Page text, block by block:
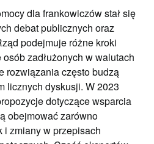
dla frankowiczów stał się
debat publicznych oraz
podejmuje różne kroki
zadłużonych w walutach
rozwiązania często budzą
licznych dyskusji. W 2023
dotyczące wsparcia
obejmować zarówno
i zmiany w przepisach